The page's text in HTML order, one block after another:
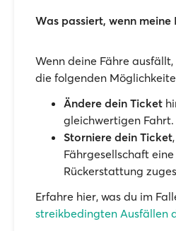
Was passiert, wenn meine
Wenn deine Fähre
die folgenden
Ändere dein Ticket
gleichwertigen Fahrt.
Storniere dein Ticket
Fährgesellschaft
Rückerstattung
Erfahre hier, was du im
streikbedingten Ausfällen